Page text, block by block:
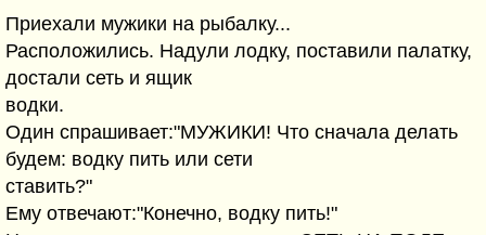
Приехали мужики на рыбалку...
Расположились. Надули лодку, поставили палатку,
достали сеть и ящик
водки.
Один спрашивает:"МУЖИКИ! Что сначала делать
будем: водку пить или сети
ставить?"
Ему отвечают:"Конечно, водку пить!"